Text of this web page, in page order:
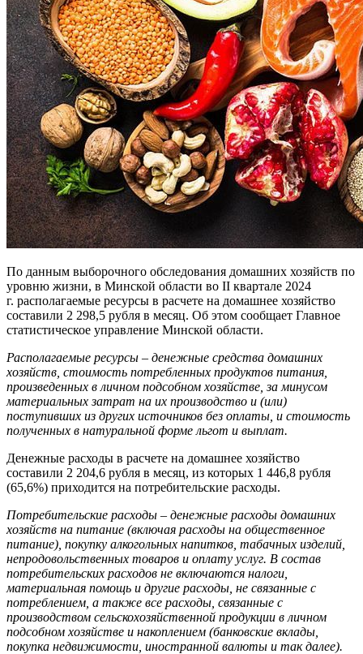
По данным выборочного обследования домашних хозяйств по
уровню жизни, в Минской области во II квартале 2024
г. располагаемые ресурсы в расчете на домашнее хозяйство
составили 2 298,5 рубля в месяц. Об этом сообщает Главное
статистическое управление Минской области.
Располагаемые ресурсы – денежные средства домашних
хозяйств, стоимость потребленных продуктов питания,
произведенных в личном подсобном хозяйстве, за минусом
материальных затрат на их производство и (или)
поступивших из других источников без оплаты, и стоимость
полученных в натуральной форме льгот и выплат.
Денежные расходы в расчете на домашнее хозяйство
составили 2 204,6 рубля в месяц, из которых 1 446,8 рубля
(65,6%) приходится на потребительские расходы.
Потребительские расходы – денежные расходы домашних
хозяйств на питание (включая расходы на общественное
питание), покупку алкогольных напитков, табачных изделий,
непродовольственных товаров и оплату услуг. В состав
потребительских расходов не включаются налоги,
материальная помощь и другие расходы, не связанные с
потреблением, а также все расходы, связанные с
производством сельскохозяйственной продукции в личном
подсобном хозяйстве и накоплением (банковские вклады,
покупка недвижимости, иностранной валюты и так далее).